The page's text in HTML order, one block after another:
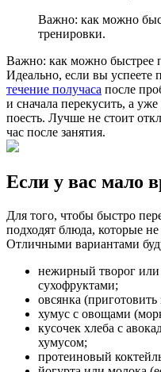
Важно: как можно
тренировки.
Важно: как можно быстрее
Идеально, если вы успеете
течение получаса после
и сначала перекусить, а
поесть. Лучше не стоит
час после занятия.
Если у вас мало
Для того, чтобы быстро
подходят блюда, которые
Отличными вариантами
нежирный творог или
сухофруктами;
овсянка
хумус с овощами
кусочек хлеба с
хумусом;
протеиновый